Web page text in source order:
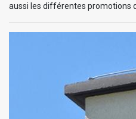
aussi les différentes promotions